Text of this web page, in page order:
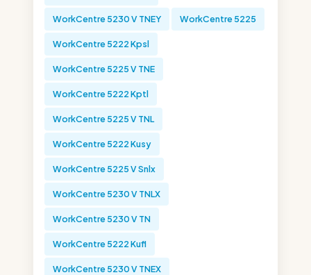
WorkCentre 5230 V TNEY WorkCentre 5225
WorkCentre 5222 Kpsl
WorkCentre 5225 V TNE
WorkCentre 5222 Kptl
WorkCentre 5225 V TNL
WorkCentre 5222 Kusy
WorkCentre 5225 V Snlx
WorkCentre 5230 V TNLX
WorkCentre 5230 V TN
WorkCentre 5222 Kufl
WorkCentre 5230 V TNEX